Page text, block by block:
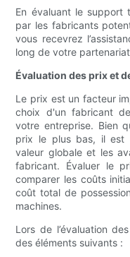
En évaluant le support
par les fabricants
vous recevrez
long de votre
Évaluation des prix et
Le prix est un facteur
choix d'un fabricant
votre entreprise. Bien
prix le plus bas, il est
valeur globale et les
fabricant. Évaluer le
comparer les coûts
coût total de
machines.
Lors de l’évaluation
des éléments suivants :